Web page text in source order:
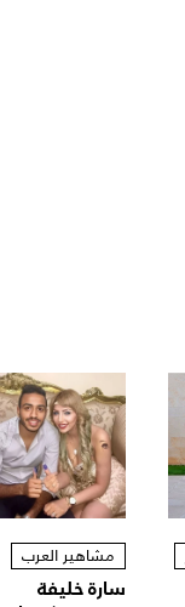
مشاهير العرب
سارة خليفة